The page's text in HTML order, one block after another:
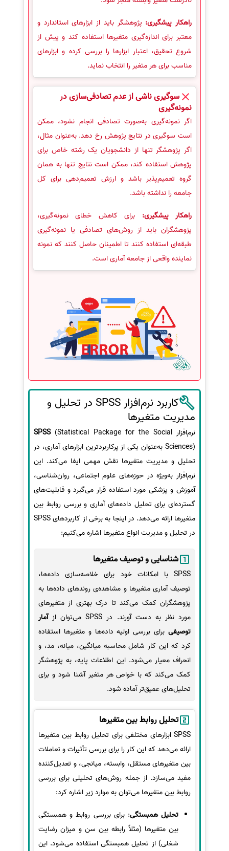
راهکار پیشگیری: پژوهشگر باید از ابزارهای استاندارد و
معتبر برای اندازه‌گیری متغیرها استفاده کند و پیش از
شروع تحقیق، اعتبار ابزارها را بررسی کرده و ابزارهای
مناسب برای هر متغیر را انتخاب نماید.
سوگیری ناشی از عدم تصادفی‌سازی در
نمونه‌گیری
اگر نمونه‌گیری به‌صورت تصادفی انجام نشود، ممکن
است سوگیری در نتایج پژوهش رخ دهد. به‌عنوان مثال،
اگر پژوهشگر تنها از دانشجویان یک رشته خاص برای
پژوهش استفاده کند، ممکن است نتایج تنها به همان
گروه تعمیم‌پذیر باشد و ارزش تعمیم‌دهی برای کل
جامعه را نداشته باشد.
راهکار پیشگیری: برای کاهش خطای نمونه‌گیری،
پژوهشگران باید از روش‌های تصادفی یا نمونه‌گیری
طبقه‌ای استفاده کنند تا اطمینان حاصل کنند که نمونه
نماینده واقعی از جامعه آماری است.
کاربرد نرم‌افزار SPSS در تحلیل و
مدیریت متغیرها
نرم‌افزار SPSS(Statistical Package for the Social
Sciences) به‌عنوان یکی از پرکاربردترین ابزارهای آماری، در
تحلیل و مدیریت متغیرها نقش مهمی ایفا می‌کند. این
نرم‌افزار به‌ویژه در حوزه‌های علوم اجتماعی، روان‌شناسی،
آموزش و پزشکی مورد استفاده قرار می‌گیرد و قابلیت‌های
گسترده‌ای برای تحلیل داده‌های آماری و بررسی روابط بین
متغیرها ارائه می‌دهد. در اینجا به برخی از کاربردهای SPSS
در تحلیل و مدیریت انواع متغیرها اشاره می‌کنیم:
شناسایی و توصیف متغیرها
SPSS با امکانات خود برای خلاصه‌سازی داده‌ها،
توصیف آماری متغیرها و مشاهده‌ی روندهای داده‌ها به
پژوهشگران کمک می‌کند تا درک بهتری از متغیرهای
مورد نظر به دست آورند. در SPSS می‌توان از
آمار
توصیفی برای بررسی اولیه داده‌ها و متغیرها استفاده
کرد که این کار شامل محاسبه میانگین، میانه، مد، و
انحراف معیار می‌شود. این اطلاعات پایه، به پژوهشگر
کمک می‌کند که با خواص هر متغیر آشنا شود و برای
تحلیل‌های عمیق‌تر آماده شود.
تحلیل روابط بین متغیرها
SPSS ابزارهای مختلفی برای تحلیل روابط بین متغیرها
ارائه می‌دهد که این کار را برای بررسی تأثیرات و تعاملات
بین متغیرهای مستقل، وابسته، میانجی، و تعدیل‌کننده
مفید می‌سازد. از جمله روش‌های تحلیلی برای بررسی
روابط بین متغیرها می‌توان به موارد زیر اشاره کرد:
تحلیل همبستگی: برای بررسی روابط و همبستگی
بین متغیرها (مثلاً رابطه بین سن و میزان رضایت
شغلی) از تحلیل همبستگی استفاده می‌شود. این